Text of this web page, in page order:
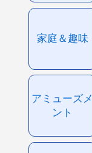
家庭＆趣味
アミューズメ
ント